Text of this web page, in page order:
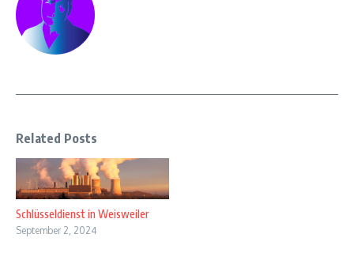
Related Posts
Schlüsseldienst in Weisweiler
September 2, 2024